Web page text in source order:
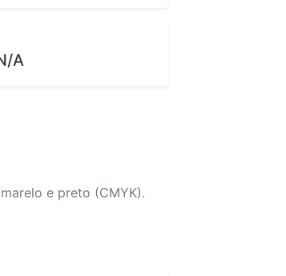
A
e preto (CMYK).